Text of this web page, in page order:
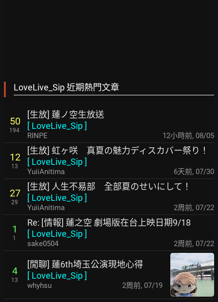
LoveLive_Sip 近期熱門文章
50
194
[生放] 蓮ノ空生放送
[ LoveLive_Sip]
RINPE 12小時前, 08/05
12
13
[生放] 虹ヶ咲 真夏の魅力ディスカバー祭り！
[ LoveLive_Sip]
YuiiAnitima 6天前, 07/30
27
29
[生放] 人生不易部 全部夏のせいにして！
[ LoveLive_Sip]
YuiiAnitima 2周前, 07/22
1
1
Re: [情報] 蓮之空 劇場版在台上映日期9/18
[ LoveLive_Sip]
sake0504 2周前, 07/22
4
13
[閒聊] 蓮6th埼玉公演現地心得
[ LoveLive_Sip]
whyhsu 2周前, 07/19